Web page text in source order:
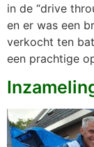
in de “drive
en er was een
verkocht ten
een prachtige